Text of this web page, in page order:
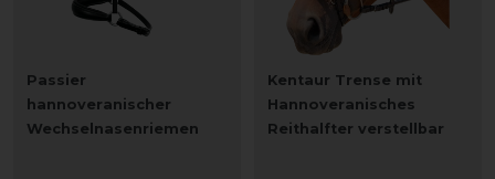
Passier
hannoveranischer
Wechselnasenriemen
Kentaur Trense mit
Hannoveranisches
Reithalfter verstellbar